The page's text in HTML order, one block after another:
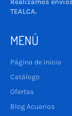
TEALCA.
MENÚ
Página de inicio
Catálogo
Ofertas
Blog Acuarios